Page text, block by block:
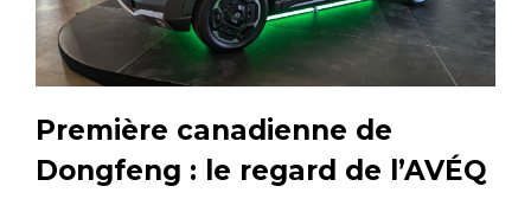
Première canadienne de
Dongfeng : le regard de l’AVÉQ